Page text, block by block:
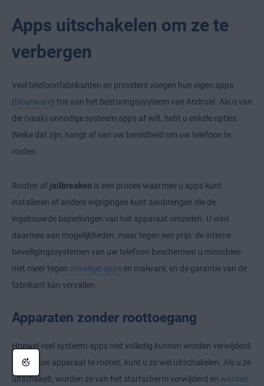
Apps uitschakelen om ze te
verbergen
Veel telefoonfabrikanten en providers voegen hun eigen apps
(bloatware) toe aan het besturingssysteem van Android. Als u van
die (vaak) onnodige systeem-apps af wilt, hebt u enkele opties.
Welke dat zijn, hangt af van uw bereidheid om uw telefoon te
rooten.
Rooten of jailbreaken is een proces waarmee u apps kunt
installeren of andere wijzigingen kunt aanbrengen die de
ingebouwde beperkingen van het apparaat omzeilen. U wint
daarmee aan mogelijkheden, maar tegen een prijs: de interne
beveiligingssystemen van uw telefoon beschermen u misschien
niet meer tegen onveilige apps en malware, en de garantie van de
fabrikant kan vervallen.
Apparaten zonder roottoegang
Hoewel veel systeem-apps niet volledig kunnen worden verwijderd
zonder uw apparaat te rooten, kunt u ze wel uitschakelen. Als u ze
uitschakelt, worden ze van het startscherm verwijderd en worden